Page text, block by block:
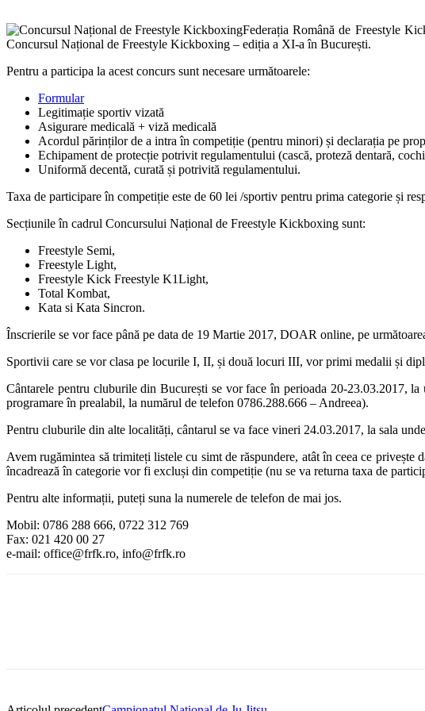
Federația Română de Freestyle
Concursul Național de Freestyle Kickboxing – ediția a XI-a în București.
Pentru a participa la acest concurs sunt necesare următoarele:
Formular
Legitimație sportiv vizată
Asigurare medicală + viză medicală
Acordul părinților de a intra în competiție (pentru minori) și declarația pe
Echipament de protecție potrivit regulamentului (cască, proteză dentară,
Uniformă decentă, curată și potrivită regulamentului.
Taxa de participare în competiție este de 60 lei /sportiv pentru prima categorie și
Secțiunile în cadrul Concursului Național de Freestyle Kickboxing sunt:
Freestyle Semi,
Freestyle Light,
Freestyle Kick Freestyle K1Light,
Total Kombat,
Kata si Kata Sincron.
Înscrierile se vor face până pe data de 19 Martie 2017, DOAR online, pe
Sportivii care se vor clasa pe locurile I, II, și două locuri III, vor primi medalii și
Cântarele pentru cluburile din București se vor face în perioada 20-23.03.2017,
programare în prealabil, la numărul de telefon 0786.288.666 – Andreea).
Pentru cluburile din alte localități, cântarul se va face vineri 24.03.2017, la sala
Avem rugămintea să trimiteți listele cu simt de răspundere, atât în ceea ce
încadrează în categorie vor fi excluși din competiție (nu se va returna taxa de
Pentru alte informații, puteți suna la numerele de telefon de mai jos.
Mobil: 0786 288 666, 0722 312 769
Fax: 021 420 00 27
e-mail: office@frfk.ro, info@frfk.ro